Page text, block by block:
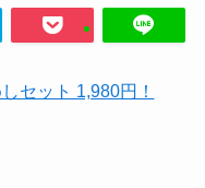
セット 1,980円！